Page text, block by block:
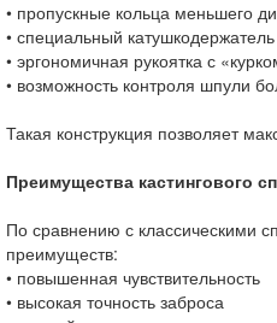
• пропускные кольца меньшего
• специальный
• эргономичная рукоятка с
• возможность контроля шпули
Такая конструкция позволяет
Преимущества кастингового
По сравнению с классическими
преимуществ:
• повышенная чувствительность
• высокая точность заброса